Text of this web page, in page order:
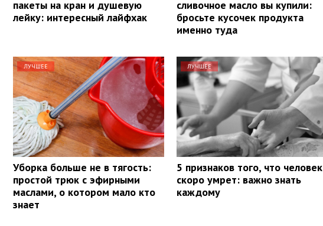
пакеты на кран и душевую
лейку: интересный лайфхак
сливочное масло вы купили:
бросьте кусочек продукта
именно туда
ЛУЧШЕЕ
Уборка больше не в тягость:
простой трюк с эфирными
маслами, о котором мало кто
знает
ЛУЧШЕЕ
5 признаков того, что человек
скоро умрет: важно знать
каждому